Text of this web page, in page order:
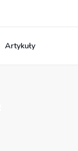
Artykuły